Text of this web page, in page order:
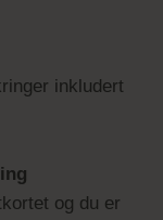
inkludert
og du er